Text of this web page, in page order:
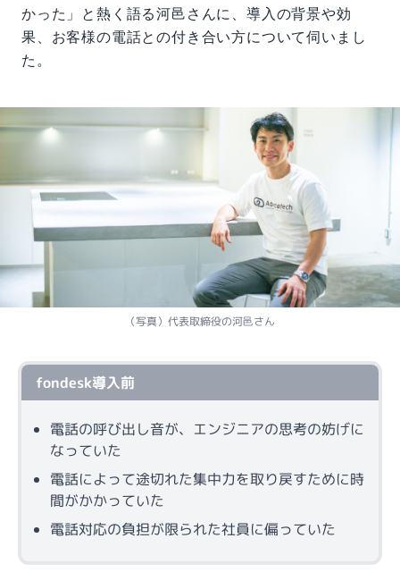
かった」と熱く語る河邑さんに、導入の背景や効
果、お客様の電話との付き合い方について伺いまし
た。
（写真）代表取締役の河邑さん
fondesk導入前
電話の呼び出し音が、エンジニアの思考の妨げに
なっていた
電話によって途切れた集中力を取り戻すために時
間がかかっていた
電話対応の負担が限られた社員に偏っていた